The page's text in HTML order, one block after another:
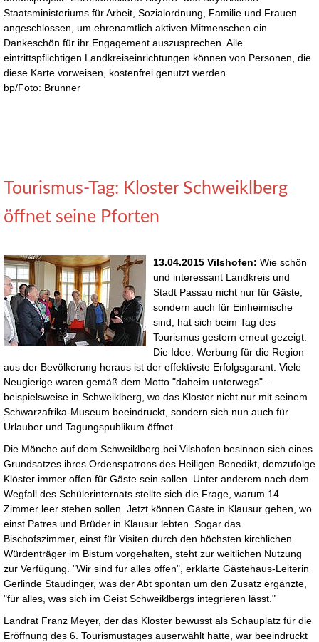
Staatsministeriums für Arbeit, Sozialordnung, Familie und Frauen
angeschlossen, um ehrenamtlich aktiven Mitmenschen ein
Dankeschön für ihr Engagement auszusprechen. Alle
eintrittspflichtigen Landkreiseinrichtungen können von Personen, die
diese Karte vorweisen, kostenfrei genutzt werden.
bp/Foto: Brunner
Tourismus-Tag: Kloster Schweiklberg
öffnet seine Pforten
13.04.2015 Vilshofen: Wie schön
und interessant Landkreis und
Stadt Passau nicht nur für Gäste,
sondern auch für Einheimische
sind, hat sich beim Tag des
Tourismus gestern erneut gezeigt.
Die Idee: Werbung für die Region
aus der Bevölkerung heraus ist der effektivste Erfolgsgarant. Viele
Neugierige waren gemäß dem Motto "daheim unterwegs"–
beispielsweise in Schweiklberg, wo das Kloster nicht nur mit seinem
Schwarzafrika-Museum beeindruckt, sondern sich nun auch für
Urlauber und Tagungspublikum öffnet.
Die Mönche auf dem Schweiklberg bei Vilshofen besinnen sich eines
Grundsatzes ihres Ordenspatrons des Heiligen Benedikt, demzufolge
Klöster immer offen für Gäste sein sollen. Unter anderem nach dem
Wegfall des Schülerinternats stellte sich die Frage, warum 14
Zimmer leer stehen sollen. Jetzt können Gäste in Klausur gehen, wo
einst Patres und Brüder in Klausur lebten. Sogar das
Bischofszimmer, einst für Visiten durch den höchsten kirchlichen
Würdenträger im Bistum vorgehalten, steht zur weltlichen Nutzung
zur Verfügung. "Wir sind für alles offen", erklärte Gästehaus-Leiterin
Gerlinde Staudinger, was der Abt spontan um den Zusatz ergänzte,
"für alles, was sich im Geist Schweiklbergs integrieren lässt."
Landrat Franz Meyer, der das Kloster bewusst als Schauplatz für die
Eröffnung des 6. Tourismustages auserwählt hatte, war beeindruckt